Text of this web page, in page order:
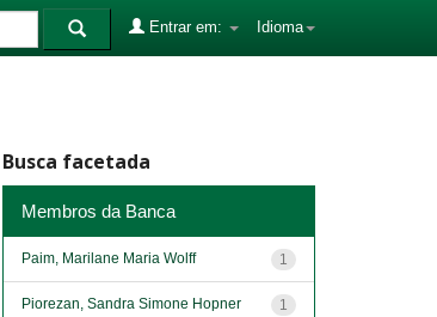
Idioma
Entrar em:
Busca facetada
Membros da Banca
1
Paim, Marilane Maria Wolff
1
Piorezan, Sandra Simone Hopner